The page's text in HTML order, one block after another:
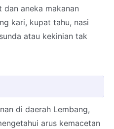
dan aneka makanan
kari, kupat tahu, nasi
atau kekinian tak
di daerah Lembang,
arus kemacetan